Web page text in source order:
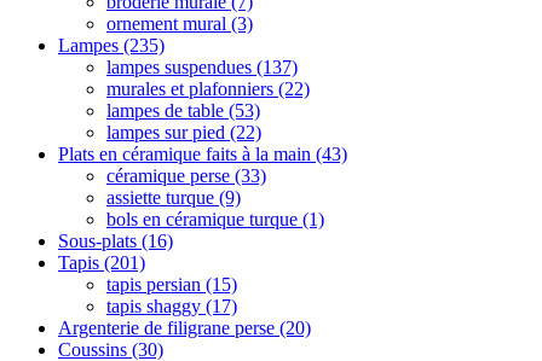
ornement mural (3)
Lampes (235)
lampes suspendues (137)
murales et plafonniers (22)
lampes de table (53)
lampes sur pied (22)
Plats en céramique faits à la main (43)
céramique perse (33)
assiette turque (9)
‌‌bols en céramique turque (1)
Sous-plats (16)
Tapis (201)
tapis persian (15)
tapis shaggy (17)
Argenterie de filigrane perse (20)
Coussins (30)